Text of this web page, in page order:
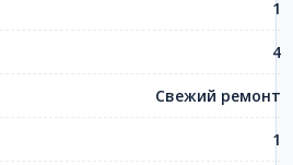
1
4
Свежий ремонт
1